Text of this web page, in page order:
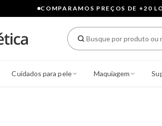
COMPARAMOS PREÇOS DE +20
Cuidados para pele Maquiagem